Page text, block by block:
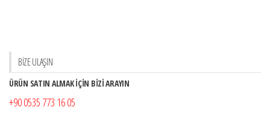
BİZE ULAŞIN
ÜRÜN SATIN ALMAK İÇİN BİZİ ARAYIN
+90 0535 773 16 05